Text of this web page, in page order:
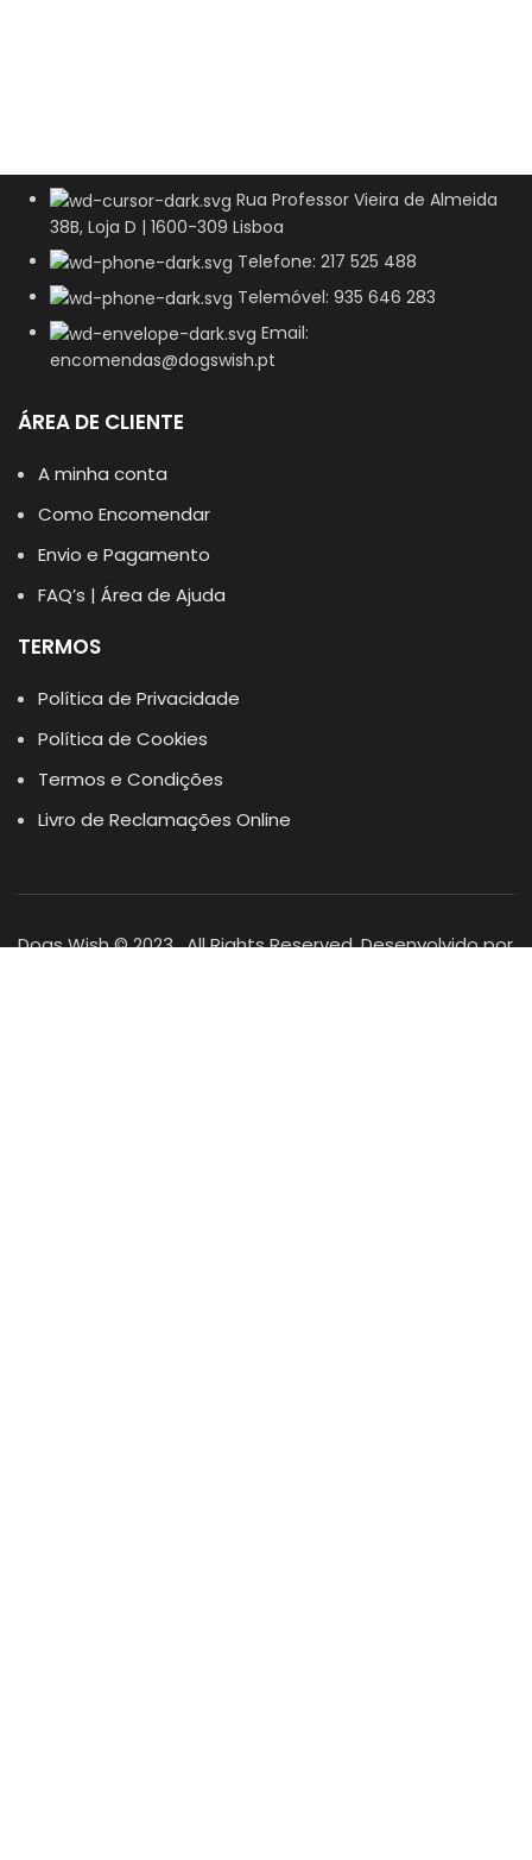
Rua Professor Vieira de Almeida
38B, Loja D | 1600-309 Lisboa
Telefone: 217 525 488
Telemóvel: 935 646 283
Email:
encomendas@dogswish.pt
ÁREA DE CLIENTE
A minha conta
Como Encomendar
Envio e Pagamento
FAQ’s | Área de Ajuda
TERMOS
Política de Privacidade
Política de Cookies
Termos e Condições
Livro de Reclamações Online
Dogs Wish © 2023 . All Rights Reserved. Desenvolvido por